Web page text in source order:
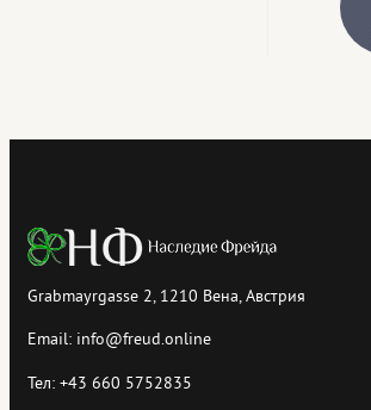
Grabmayrgasse 2, 1210 Вена, Австрия
Email: info@freud.online
Тел: +43 660 5752835